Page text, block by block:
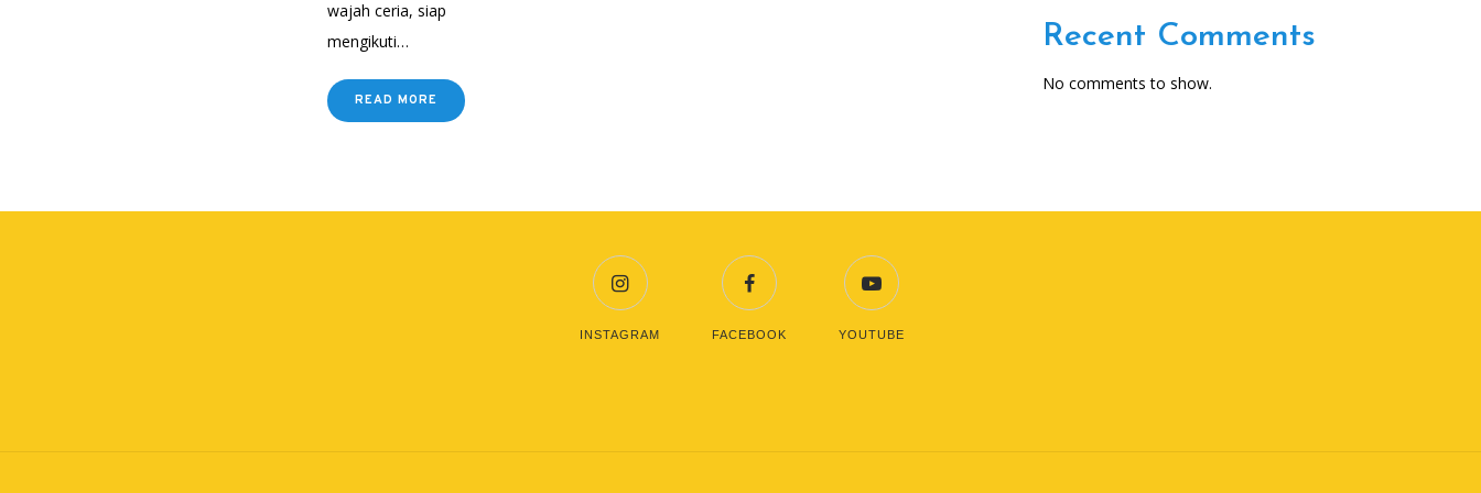
wajah ceria, siap
mengikuti…
READ MORE
Recent Comments
No comments to show.
INSTAGRAM FACEBOOK YOUTUBE